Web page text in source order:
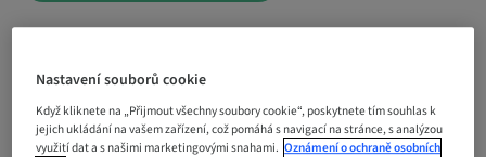
Stav
bookable
Nastavení souborů cookie
Když kliknete na „Přijmout všechny soubory cookie“, poskytnete tím souhlas k
jejich ukládání na vašem zařízení, což pomáhá s navigací na stránce, s analýzou
využití dat a s našimi marketingovými snahami. Oznámení o ochraně osobních